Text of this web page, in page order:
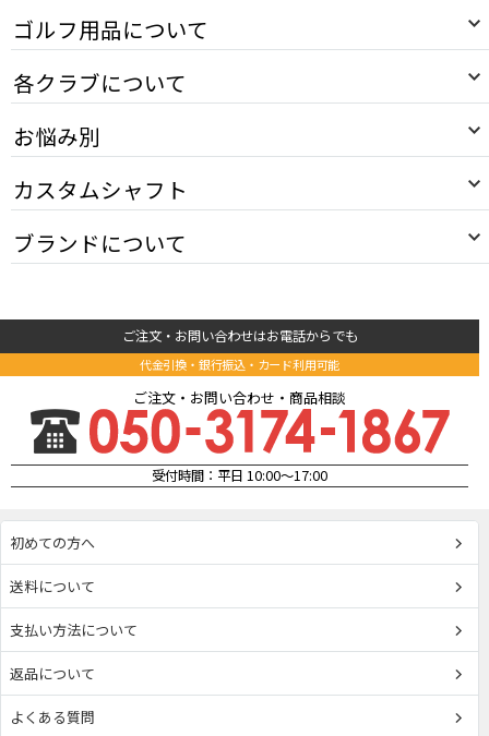
ゴルフ用品について
各クラブについて
お悩み別
カスタムシャフト
ブランドについて
ご注文・お問い合わせはお電話からでも
代金引換・銀行振込・カード利用可能
ご注文・お問い合わせ・商品相談
受付時間：平日 10:00～17:00
初めての方へ
送料について
支払い方法について
返品について
よくある質問